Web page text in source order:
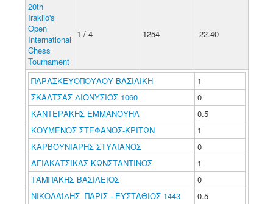
20th
Iraklio's
Open
International
Chess
Tournament
1 / 4 1254 -22.40
ΠΑΡΑΣΚΕΥΟΠΟΥΛΟΥ ΒΑΣΙΛΙΚΗ
1
ΣΚΑΛΤΣΑΣ ΔΙΟΝΥΣΙΟΣ 1060
0
ΚΑΝΤΕΡΑΚΗΣ ΕΜΜΑΝΟΥΗΛ
0.5
ΚΟΥΜΕΝΟΣ ΣΤΕΦΑΝΟΣ-ΚΡΙΤΩΝ
1
ΚΑΡΒΟΥΝΙΑΡΗΣ ΣΤΥΛΙΑΝΟΣ
0
ΑΓΙΑΚΑΤΣΙΚΑΣ ΚΩΝΣΤΑΝΤΙΝΟΣ
1
ΤΑΜΠΑΚΗΣ ΒΑΣΙΛΕΙΟΣ
0
ΝΙΚΟΛΑΪΔΗΣ ΠΑΡΙΣ - ΕΥΣΤΑΘΙΟΣ 1443
0.5